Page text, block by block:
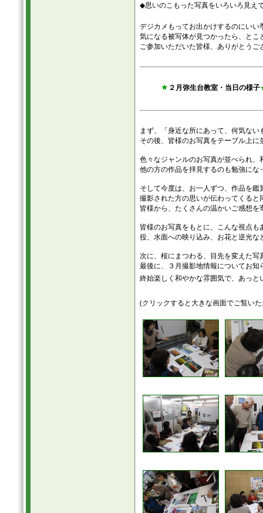
◆思いのこもった写真をいろいろ見え
デジカメもってお出かけするのにいい
気になる被写体が見つかったら、とこ
ご参加いただいた皆様、ありがと
★ ２月弥生台教室・当日の様子
まず、「身近な所にあって、何気な
その後、皆様のお写真をテーブル上
色々なジャンルのお写真が並べられ
他の方の作品を拝見するのも勉強にな
そして今度は、お一人ずつ、作品を鑑
撮影された方の思いが伝わってくると
皆様から、たくさんの温かいご感想を
皆様のお写真をもとに、こんな視点
役、水面への映り込み、お花と逆光
次に、桜にまつわる、目先を変えた
最後に、３月撮影地情報についてお知
終始楽しく和やかな雰囲気で、あっ
(クリックすると大きな画面でご覧い